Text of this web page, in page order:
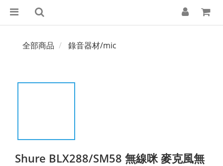
全部商品 錄音器材/mic
Shure BLX288/SM58 無線咪 麥克風無